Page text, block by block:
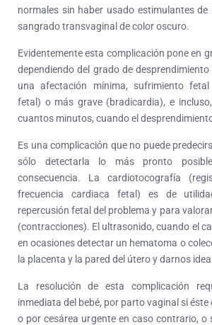
normales sin haber usado estimulantes
sangrado transvaginal de color oscuro.
Evidentemente esta complicación pone en
dependiendo del grado de
una afectación mínima, sufrimiento fetal
fetal) o más grave (bradicardia), e
cuantos minutos, cuando el
Es una complicación que no puede
sólo detectarla lo más pronto
consecuencia. La cardiotocografía
frecuencia cardiaca fetal) es de
repercusión fetal del problema y para
(contracciones). El ultrasonido, cuando el
en ocasiones detectar un hematoma o
la placenta y la pared del útero y darnos
La resolución de esta complicación
inmediata del bebé, por parto vaginal si
o por cesárea urgente en caso contrario, o